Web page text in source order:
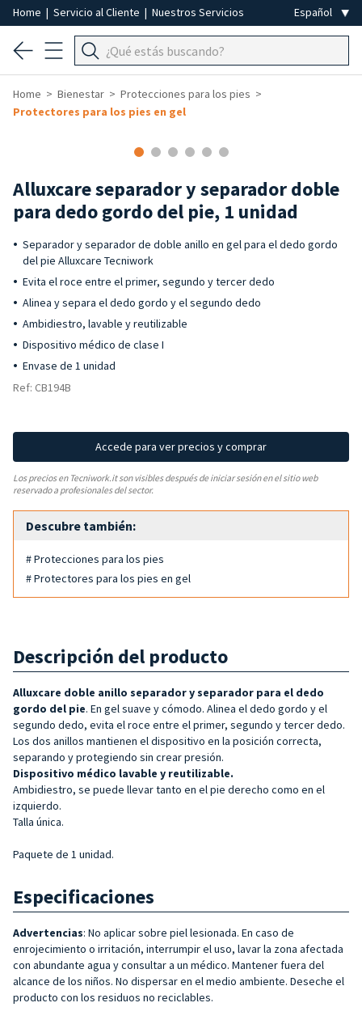
Home | Servicio al Cliente | Nuestros Servicios
Home Bienestar
Protecciones para los pies
Protectores para los pies en gel
Alluxcare separador y separador doble
para dedo gordo del pie, 1 unidad
Separador y separador de doble anillo en gel para el dedo gordo
del pie Alluxcare Tecniwork
Evita el roce entre el primer, segundo y tercer dedo
Alinea y separa el dedo gordo y el segundo dedo
Ambidiestro, lavable y reutilizable
Dispositivo médico de clase I
Envase de 1 unidad
Ref: CB194B
Accede para ver precios y comprar
Los precios en Tecniwork.it son visibles después de iniciar sesión en el sitio web
reservado a profesionales del sector.
Descubre también:
# Protecciones para los pies
# Protectores para los pies en gel
Descripción del producto
Alluxcare doble anillo separador y separador para el dedo
gordo del pie. En gel suave y cómodo. Alinea el dedo gordo y el
segundo dedo, evita el roce entre el primer, segundo y tercer dedo.
Los dos anillos mantienen el dispositivo en la posición correcta,
separando y protegiendo sin crear presión.
Dispositivo médico lavable y reutilizable.
Ambidiestro, se puede llevar tanto en el pie derecho como en el
izquierdo.
Talla única.
Paquete de 1 unidad.
Especificaciones
Advertencias: No aplicar sobre piel lesionada. En caso de
enrojecimiento o irritación, interrumpir el uso, lavar la zona afectada
con abundante agua y consultar a un médico. Mantener fuera del
alcance de los niños. No dispersar en el medio ambiente. Deseche el
producto con los residuos no reciclables.